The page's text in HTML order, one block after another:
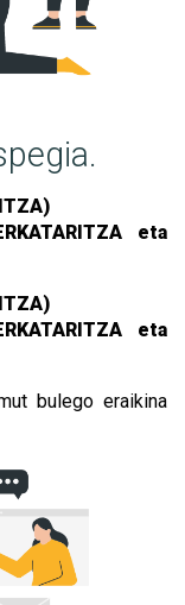
eta
eta
bulego eraikina